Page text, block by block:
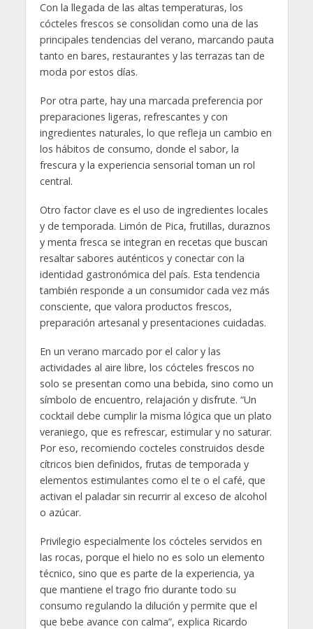
Con la llegada de las altas temperaturas, los
cócteles frescos se consolidan como una de las
principales tendencias del verano, marcando pauta
tanto en bares, restaurantes y las terrazas tan de
moda por estos días.
Por otra parte, hay una marcada preferencia por
preparaciones ligeras, refrescantes y con
ingredientes naturales, lo que refleja un cambio en
los hábitos de consumo, donde el sabor, la
frescura y la experiencia sensorial toman un rol
central.
Otro factor clave es el uso de ingredientes locales
y de temporada. Limón de Pica, frutillas, duraznos
y menta fresca se integran en recetas que buscan
resaltar sabores auténticos y conectar con la
identidad gastronómica del país. Esta tendencia
también responde a un consumidor cada vez más
consciente, que valora productos frescos,
preparación artesanal y presentaciones cuidadas.
En un verano marcado por el calor y las
actividades al aire libre, los cócteles frescos no
solo se presentan como una bebida, sino como un
símbolo de encuentro, relajación y disfrute. “Un
cocktail debe cumplir la misma lógica que un plato
veraniego, que es refrescar, estimular y no saturar.
Por eso, recomiendo cocteles construidos desde
cítricos bien definidos, frutas de temporada y
elementos estimulantes como el te o el café, que
activan el paladar sin recurrir al exceso de alcohol
o azúcar.
Privilegio especialmente los cócteles servidos en
las rocas, porque el hielo no es solo un elemento
técnico, sino que es parte de la experiencia, ya
que mantiene el trago frio durante todo su
consumo regulando la dilución y permite que el
que bebe avance con calma”, explica Ricardo